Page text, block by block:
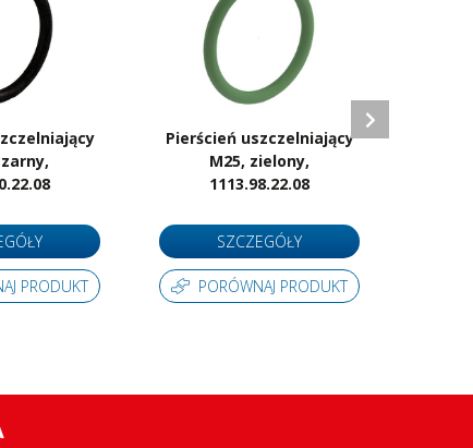
PRODUKT
Pierścień uszczelniający
M25, zielony,
1113.98.22.08
SZCZEGÓŁY
PORÓWNAJ PRODUKT